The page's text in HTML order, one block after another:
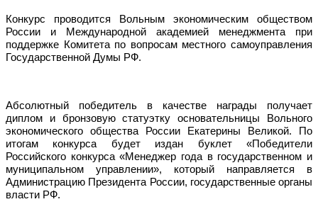
Конкурс проводится Вольным экономическим обществом
России и Международной академией менеджмента при
поддержке Комитета по вопросам местного самоуправления
Государственной Думы РФ.
Абсолютный победитель в качестве награды получает
диплом и бронзовую статуэтку основательницы Вольного
экономического общества России Екатерины Великой. По
итогам конкурса будет издан буклет «Победители
Российского конкурса «Менеджер года в государственном и
муниципальном управлении», который направляется в
Администрацию Президента России, государственные органы
власти РФ.